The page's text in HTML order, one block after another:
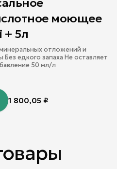
моющее
+ 5л
отложений и
едкого запаха Не оставляет
50 мл/л
1 800,05 ₽